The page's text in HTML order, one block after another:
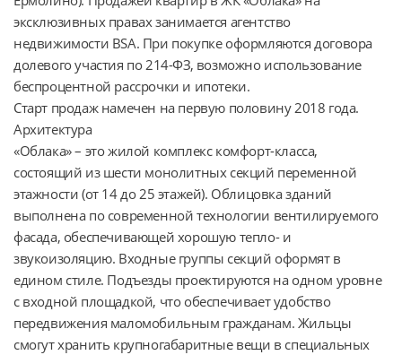
эксклюзивных правах занимается агентство
недвижимости BSA. При покупке оформляются договора
долевого участия по 214-ФЗ, возможно использование
беспроцентной рассрочки и ипотеки.
Старт продаж намечен на первую половину 2018 года.
Архитектура
«Облака» – это жилой комплекс комфорт-класса,
состоящий из шести монолитных секций переменной
этажности (от 14 до 25 этажей). Облицовка зданий
выполнена по современной технологии вентилируемого
фасада, обеспечивающей хорошую тепло- и
звукоизоляцию. Входные группы секций оформят в
едином стиле. Подъезды проектируются на одном уровне
с входной площадкой, что обеспечивает удобство
передвижения маломобильным гражданам. Жильцы
смогут хранить крупногабаритные вещи в специальных